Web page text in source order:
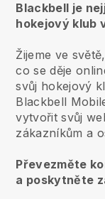
Blackbell je
hokejový klub
Žijeme ve
co se děje
svůj hokejový
Blackbell
vytvořit svůj
zákazníkům a
Převezměte
a poskytněte